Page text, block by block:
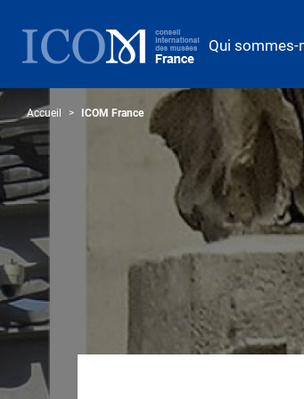
contenu
principal
Qui sommes-
Accueil ICOM France